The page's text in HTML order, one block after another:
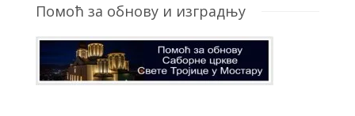
Помоћ за обнову и изградњу